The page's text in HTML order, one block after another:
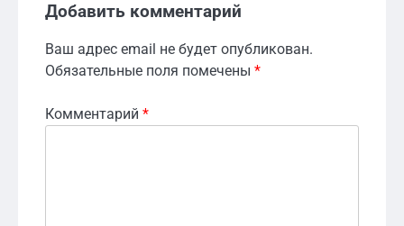
Добавить комментарий
Ваш адрес email не будет опубликован.
Обязательные поля помечены *
Комментарий *